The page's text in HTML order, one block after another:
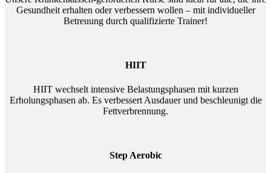
Gesundheit erhalten oder verbessern wollen – mit individueller
Betreuung durch qualifizierte Trainer!
HIIT
HIIT wechselt intensive Belastungsphasen mit kurzen
Erholungsphasen ab. Es verbessert Ausdauer und beschleunigt die
Fettverbrennung.
Step Aerobic